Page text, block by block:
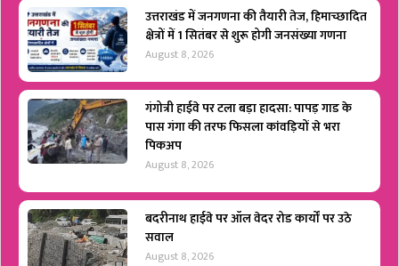
उत्तराखंड में जनगणना की तैयारी तेज, हिमाच्छादित
क्षेत्रों में 1 सितंबर से शुरू होगी जनसंख्या गणना
August 8, 2026
गंगोत्री हाईवे पर टला बड़ा हादसा: पापड़ गाड के
पास गंगा की तरफ फिसला कांवड़ियों से भरा
पिकअप
August 8, 2026
बदरीनाथ हाईवे पर ऑल वेदर रोड कार्यों पर उठे
सवाल
August 8, 2026